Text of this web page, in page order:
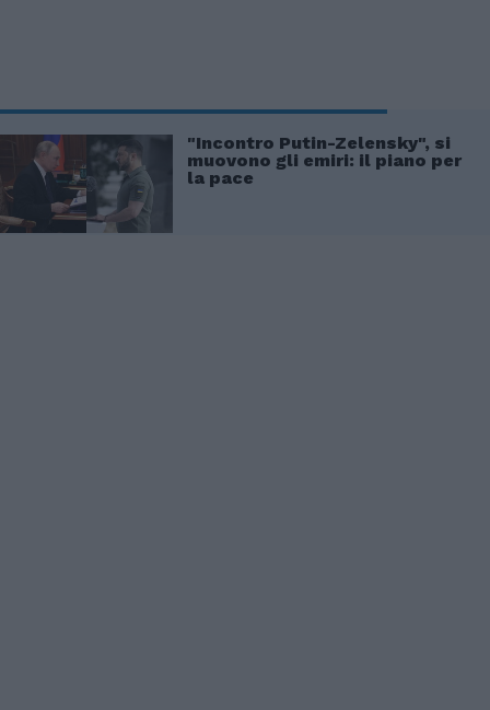
"Incontro Putin-Zelensky", si
muovono gli emiri: il piano per
la pace